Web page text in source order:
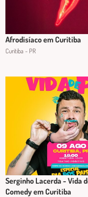
Afrodisíaco em Curitiba
Curitiba - PR
Serginho Lacerda - Vida
Comedy em Curitiba